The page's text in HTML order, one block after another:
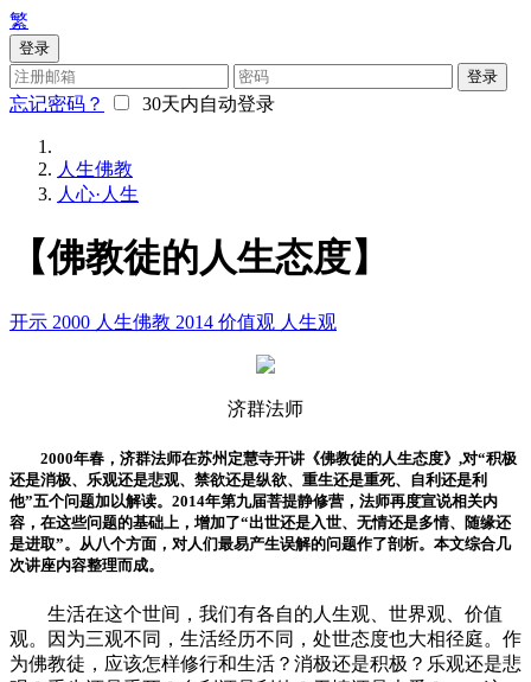
繁
登录
登录
忘记密码？ 30天内自动登录
人生佛教
人心·人生
【佛教徒的人生态度】
开示 2000 人生佛教 2014 价值观 人生观
济群法师
2000年春，济群法师在苏州定慧寺开讲《佛教徒的人生态度》,对“积极
还是消极、乐观还是悲观、禁欲还是纵欲、重生还是重死、自利还是利
他”五个问题加以解读。2014年第九届菩提静修营，法师再度宣说相关内
容，在这些问题的基础上，增加了“出世还是入世、无情还是多情、随缘还
是进取”。从八个方面，对人们最易产生误解的问题作了剖析。本文综合几
次讲座内容整理而成。
生活在这个世间，我们有各自的人生观、世界观、价值
观。因为三观不同，生活经历不同，处世态度也大相径庭。作
为佛教徒，应该怎样修行和生活？消极还是积极？乐观还是悲